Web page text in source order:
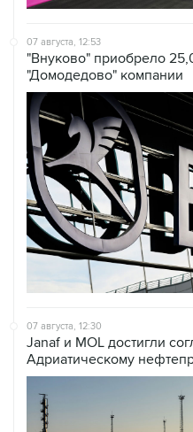
07 августа, 12:53
"Внуково" приобрело
"Домодедово" компании
07 августа, 12:30
Janaf и MOL достигли
Адриатическому